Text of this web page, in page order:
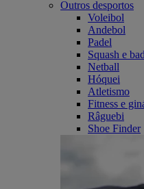
Outros desportos
Voleibol
Andebol
Padel
Squash e
Netball
Hóquei
Atletismo
Fitness e
Râguebi
Shoe Finder